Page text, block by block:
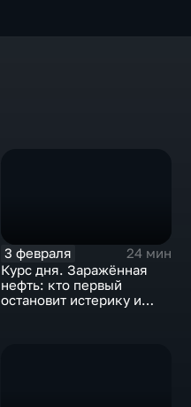
3 февраля
24 мин
Курс дня. Заражённая
нефть: кто первый
остановит истерику и